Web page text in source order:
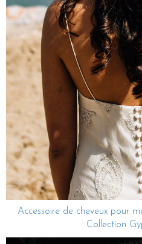
Accessoire de cheveux pour
Collection